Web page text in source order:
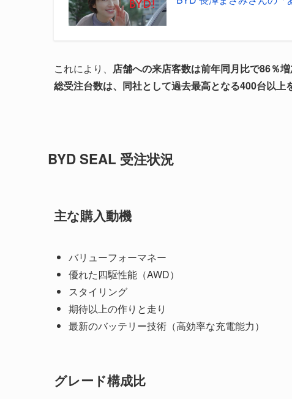
これにより、 店舗への来店客数は前年同月比で86％
総受注台数は、同社として過去最高となる400台以上
BYD SEAL 受注状況
主な購入動機
バリューフォーマネー
優れた四駆性能（AWD）
スタイリング
期待以上の作りと走り
最新のバッテリー技術（高効率な充電能力）
グレード構成比